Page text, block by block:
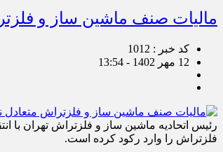
مالیات صنف ماشین ساز و
کد خبر : 1012
12 مهر 1402 - 13:54
رئیس اتحادیه ماشین ساز و فلزتراش تهران با
فلزتراش را وارد رکود کرده است.